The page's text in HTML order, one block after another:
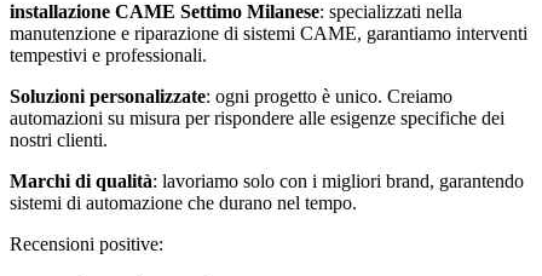
installazione CAME Settimo Milanese: specializzati nella
manutenzione e riparazione di sistemi CAME, garantiamo interventi
tempestivi e professionali.
Soluzioni personalizzate: ogni progetto è unico. Creiamo
automazioni su misura per rispondere alle esigenze specifiche dei
nostri clienti.
Marchi di qualità: lavoriamo solo con i migliori brand, garantendo
sistemi di automazione che durano nel tempo.
Recensioni positive: